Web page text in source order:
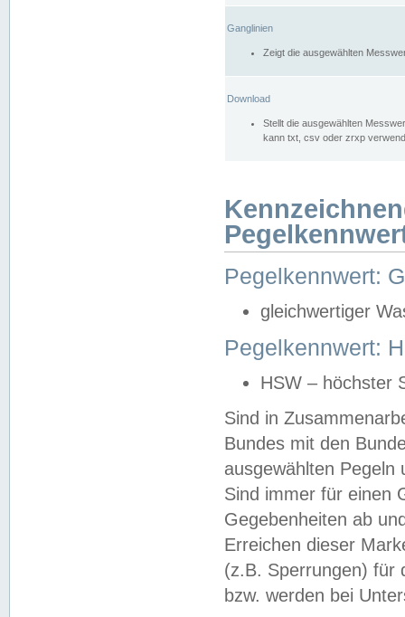
Ganglinien
Zeigt die ausgewählten
Download
Stellt die ausgewählten
kann txt, csv oder zrxp
Pegelkennwert:
gleichwertiger
Pegelkennwert:
HSW – höchster
Sind in
Bundes mit den
ausgewählten
Sind immer für einen
Gegebenheiten ab
Erreichen dieser
(z.B. Sperrungen) für
bzw. werden bei